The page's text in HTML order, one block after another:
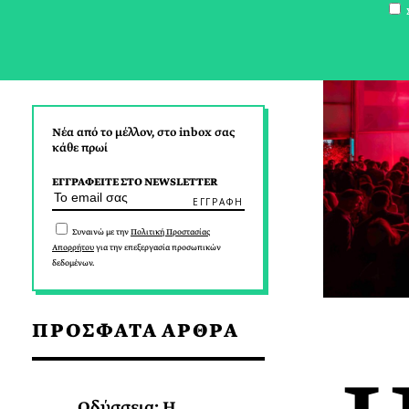
Νέα από το μέλλον, στο inbox σας
κάθε πρωί
ΕΓΓΡΑΦΕΙΤΕ ΣΤΟ NEWSLETTER
Συναινώ με τηνΠολιτική Προστασίας
Απορρήτουγια την επεξεργασία προσωπικών
δεδομένων.
ΠΡΟΣΦΑΤΑ ΑΡΘΡΑ